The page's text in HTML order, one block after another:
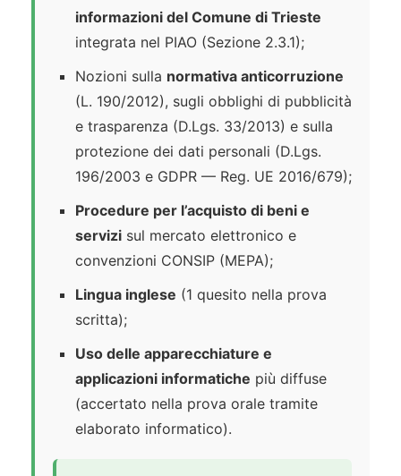
informazioni del Comune di Trieste
integrata nel PIAO (Sezione 2.3.1);
Nozioni sulla normativa anticorruzione
(L. 190/2012), sugli obblighi di pubblicità
e trasparenza (D.Lgs. 33/2013) e sulla
protezione dei dati personali (D.Lgs.
196/2003 e GDPR — Reg. UE 2016/679);
Procedure per l’acquisto di beni e
servizi sul mercato elettronico e
convenzioni CONSIP (MEPA);
Lingua inglese (1 quesito nella prova
scritta);
Uso delle apparecchiature e
applicazioni informatiche più diffuse
(accertato nella prova orale tramite
elaborato informatico).